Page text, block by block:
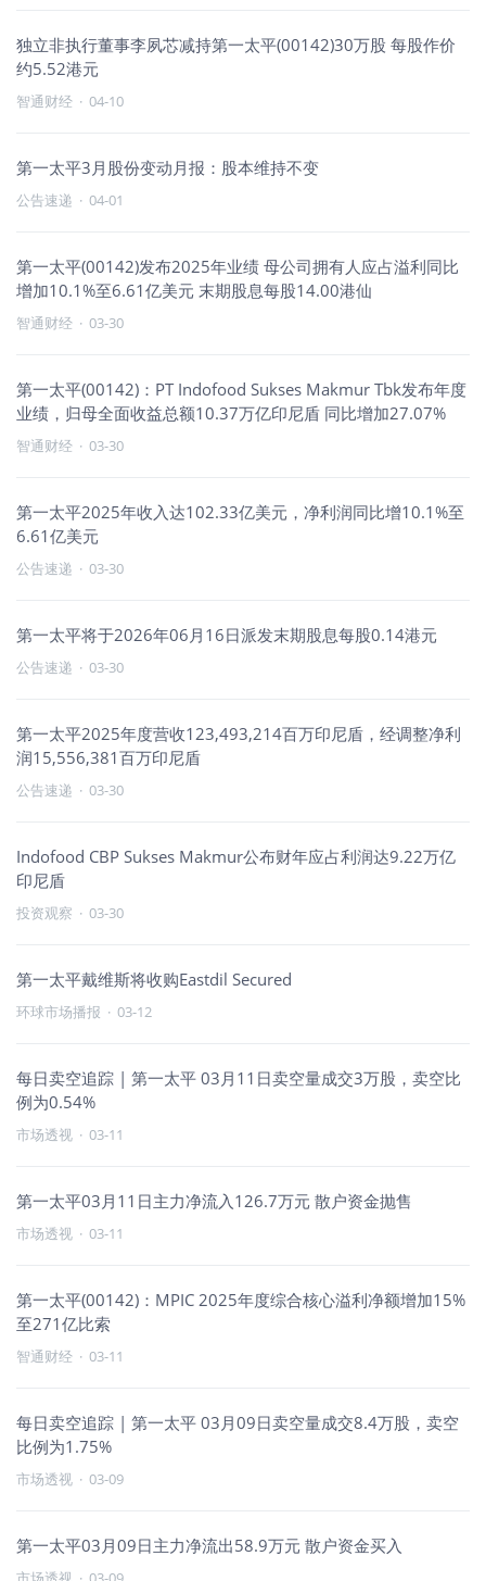
独立非执行董事李夙芯减持第一太平(00142)30万股 每股作价
约5.52港元
智通财经 · 04-10
第一太平3月股份变动月报：股本维持不变
公告速递 · 04-01
第一太平(00142)发布2025年业绩 母公司拥有人应占溢利同比
增加10.1%至6.61亿美元 末期股息每股14.00港仙
智通财经 · 03-30
第一太平(00142)：PT Indofood Sukses Makmur Tbk发布年度
业绩，归母全面收益总额10.37万亿印尼盾 同比增加27.07%
智通财经 · 03-30
第一太平2025年收入达102.33亿美元，净利润同比增10.1%至
6.61亿美元
公告速递 · 03-30
第一太平将于2026年06月16日派发末期股息每股0.14港元
公告速递 · 03-30
第一太平2025年度营收123,493,214百万印尼盾，经调整净利
润15,556,381百万印尼盾
公告速递 · 03-30
Indofood CBP Sukses Makmur公布财年应占利润达9.22万亿
印尼盾
投资观察 · 03-30
第一太平戴维斯将收购Eastdil Secured
环球市场播报 · 03-12
每日卖空追踪 | 第一太平 03月11日卖空量成交3万股，卖空比
例为0.54%
市场透视 · 03-11
第一太平03月11日主力净流入126.7万元 散户资金抛售
市场透视 · 03-11
第一太平(00142)：MPIC 2025年度综合核心溢利净额增加15%
至271亿比索
智通财经 · 03-11
每日卖空追踪 | 第一太平 03月09日卖空量成交8.4万股，卖空
比例为1.75%
市场透视 · 03-09
第一太平03月09日主力净流出58.9万元 散户资金买入